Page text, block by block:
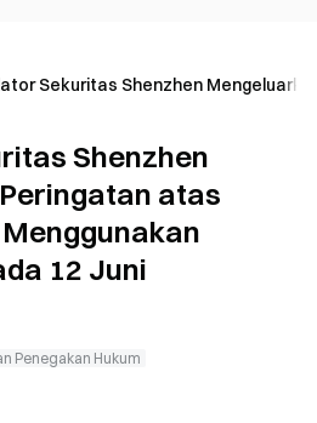
Sekuritas Shenzhen
Shenzhen
atas
12 Juni
Penegakan Hukum